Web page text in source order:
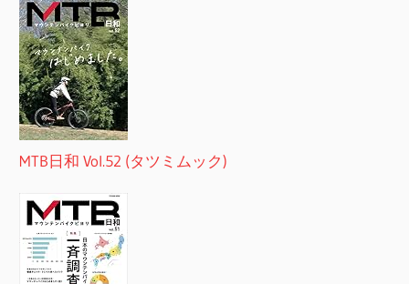
MTB日和 Vol.52 (タツミムック)